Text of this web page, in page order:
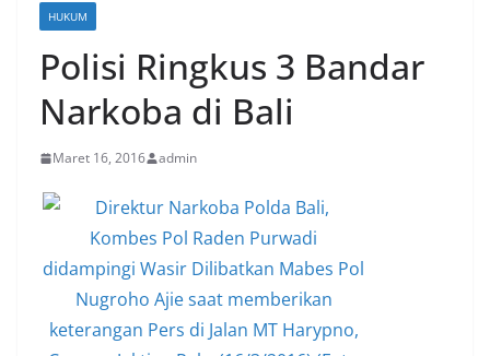
HUKUM
Polisi Ringkus 3 Bandar
Narkoba di Bali
Maret 16, 2016 admin